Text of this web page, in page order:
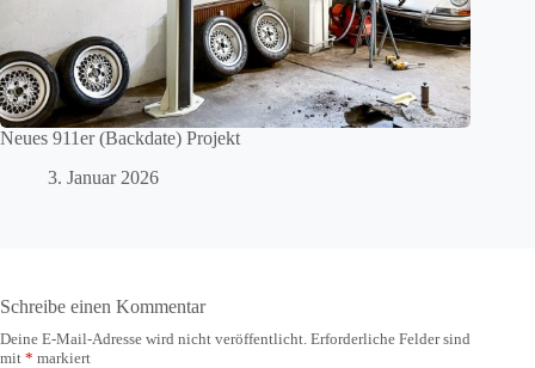
Neues 911er (Backdate) Projekt
3. Januar 2026
Schreibe einen Kommentar
Deine E-Mail-Adresse wird nicht veröffentlicht. Erforderliche Felder sind
mit * markiert